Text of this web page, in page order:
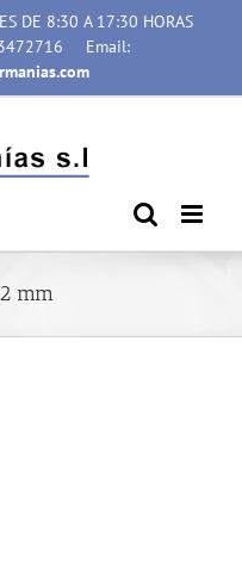
DE 8:30 A 17:30 HORAS
Email:
mm